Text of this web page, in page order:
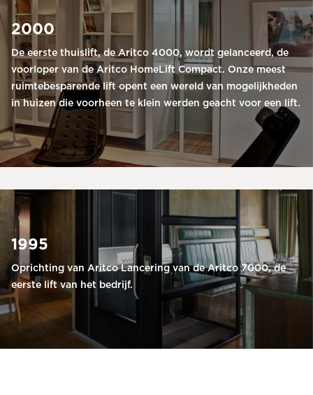
2000
De eerste thuislift, de Aritco 4000, wordt gelanceerd, de
voorloper van de Aritco HomeLift Compact. Onze meest
ruimtebesparende lift opent een wereld van mogelijkheden
in huizen die voorheen te klein werden geacht voor een lift.
1995
Oprichting van Aritco Lancering van de Aritco 7000, de
eerste lift van het bedrijf.